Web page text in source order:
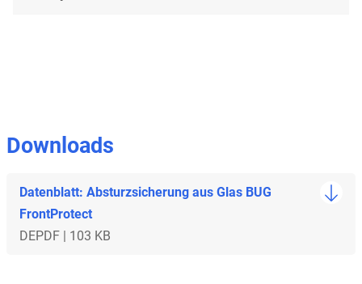
Downloads
Datenblatt: Absturzsicherung aus Glas BUG
FrontProtect
DEPDF | 103 KB